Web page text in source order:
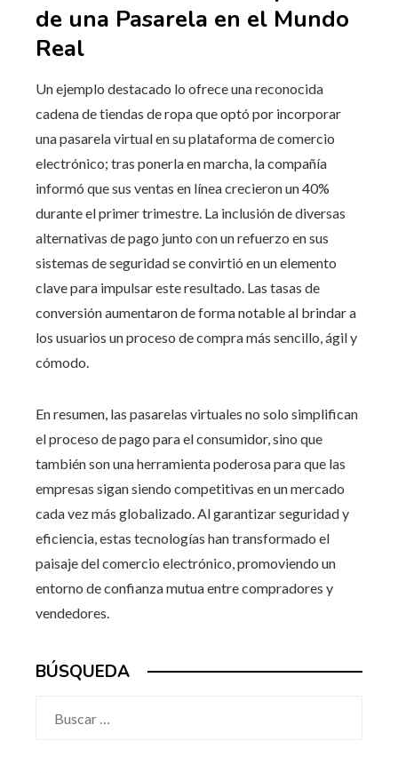
de una Pasarela en el Mundo
Real
Un ejemplo destacado lo ofrece una reconocida
cadena de tiendas de ropa que optó por incorporar
una pasarela virtual en su plataforma de comercio
electrónico; tras ponerla en marcha, la compañía
informó que sus ventas en línea crecieron un 40%
durante el primer trimestre. La inclusión de diversas
alternativas de pago junto con un refuerzo en sus
sistemas de seguridad se convirtió en un elemento
clave para impulsar este resultado. Las tasas de
conversión aumentaron de forma notable al brindar a
los usuarios un proceso de compra más sencillo, ágil y
cómodo.
En resumen, las pasarelas virtuales no solo simplifican
el proceso de pago para el consumidor, sino que
también son una herramienta poderosa para que las
empresas sigan siendo competitivas en un mercado
cada vez más globalizado. Al garantizar seguridad y
eficiencia, estas tecnologías han transformado el
paisaje del comercio electrónico, promoviendo un
entorno de confianza mutua entre compradores y
vendedores.
BÚSQUEDA